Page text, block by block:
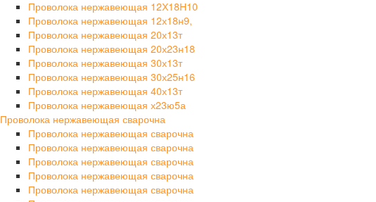
Проволока нержавеющая 12Х18Н10
Проволока нержавеющая 12х18н9,
Проволока нержавеющая 20х13т
Проволока нержавеющая 20х23н18
Проволока нержавеющая 30х13т
Проволока нержавеющая 30х25н16
Проволока нержавеющая 40х13т
Проволока нержавеющая х23ю5а
Проволока нержавеющая сварочна
Проволока нержавеющая сварочна
Проволока нержавеющая сварочна
Проволока нержавеющая сварочна
Проволока нержавеющая сварочна
Проволока нержавеющая сварочна